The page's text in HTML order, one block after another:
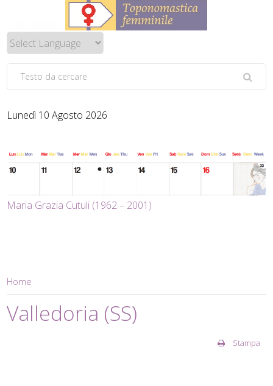
Lunedì 10 Agosto 2026
Maria Grazia Cutuli (1962 – 2001)
Home
Valledoria (SS)
Stampa